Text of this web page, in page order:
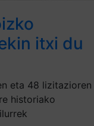
itxi du
eta 48 lizitazioren
historiako